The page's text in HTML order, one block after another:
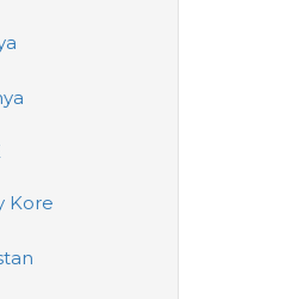
Kore